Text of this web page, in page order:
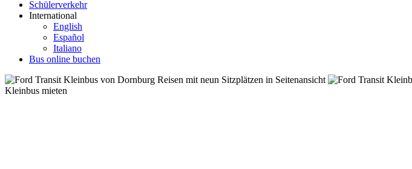
Schülerverkehr
International
English
Español
Italiano
Bus online buchen
Kleinbus mieten